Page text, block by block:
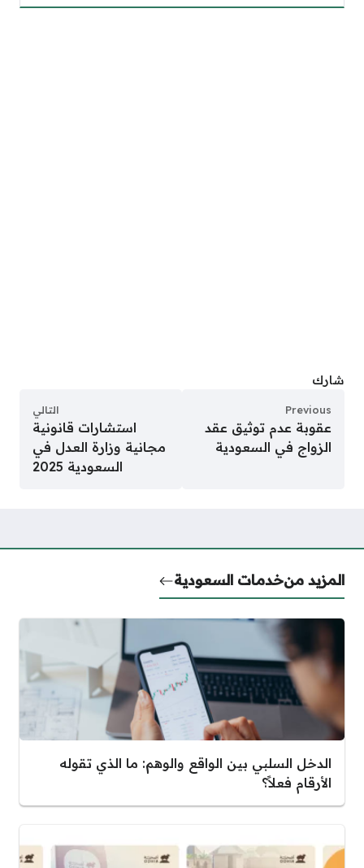
شارك
Previous
عقوبة عدم توثيق عقد
الزواج في السعودية
التالي
استشارات قانونية
مجانية وزارة العدل في
السعودية 2025
المزيد منخدمات السعودية
الدخل السلبي بين الواقع والوهم: ما الذي تقوله
الأرقام فعلاً؟